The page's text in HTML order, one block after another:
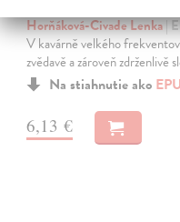
Horňáková-Civade Lenka|
V kavárně velkého
zvědavě a zároveň zdrženlivě
Na stiahnutie ako
6,13 €